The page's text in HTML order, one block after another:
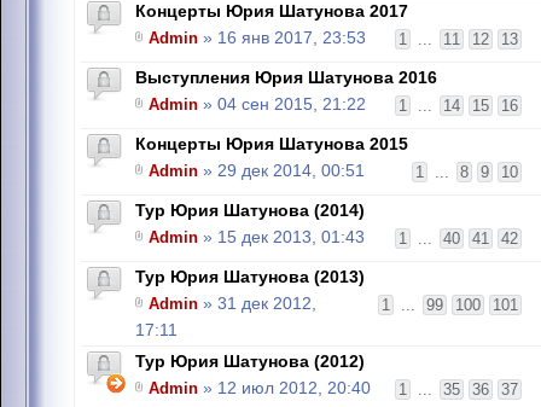
Концерты Юрия Шатунова 2017
1 ... 11 12 13
Admin » 16 янв 2017, 23:53
Выступления Юрия Шатунова 2016
1 ... 14 15 16
Admin » 04 сен 2015, 21:22
Концерты Юрия Шатунова 2015
1 ... 8 9 10
Admin » 29 дек 2014, 00:51
Тур Юрия Шатунова (2014)
1 ... 40 41 42
Admin » 15 дек 2013, 01:43
Тур Юрия Шатунова (2013)
1 ... 99 100 101
Admin » 31 дек 2012,
17:11
Тур Юрия Шатунова (2012)
1 ... 35 36 37
Admin » 12 июл 2012, 20:40